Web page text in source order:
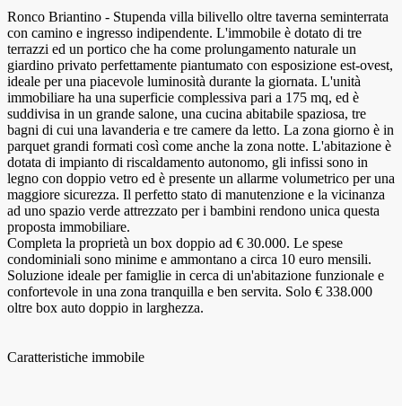
Ronco Briantino - Stupenda villa bilivello oltre taverna seminterrata
con camino e ingresso indipendente. L'immobile è dotato di tre
terrazzi ed un portico che ha come prolungamento naturale un
giardino privato perfettamente piantumato con esposizione est-ovest,
ideale per una piacevole luminosità durante la giornata. L'unità
immobiliare ha una superficie complessiva pari a 175 mq, ed è
suddivisa in un grande salone, una cucina abitabile spaziosa, tre
bagni di cui una lavanderia e tre camere da letto. La zona giorno è in
parquet grandi formati così come anche la zona notte. L'abitazione è
dotata di impianto di riscaldamento autonomo, gli infissi sono in
legno con doppio vetro ed è presente un allarme volumetrico per una
maggiore sicurezza. Il perfetto stato di manutenzione e la vicinanza
ad uno spazio verde attrezzato per i bambini rendono unica questa
proposta immobiliare.
Completa la proprietà un box doppio ad € 30.000. Le spese
condominiali sono minime e ammontano a circa 10 euro mensili.
Soluzione ideale per famiglie in cerca di un'abitazione funzionale e
confortevole in una zona tranquilla e ben servita. Solo € 338.000
oltre box auto doppio in larghezza.
Caratteristiche immobile